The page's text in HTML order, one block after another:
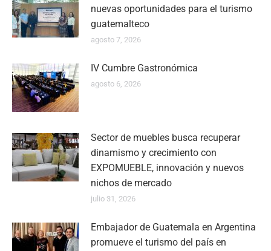
nuevas oportunidades para el turismo
guatemalteco
agosto 7, 2026
IV Cumbre Gastronómica
agosto 6, 2026
Sector de muebles busca recuperar
dinamismo y crecimiento con
EXPOMUEBLE, innovación y nuevos
nichos de mercado
julio 31, 2026
Embajador de Guatemala en Argentina
promueve el turismo del país en